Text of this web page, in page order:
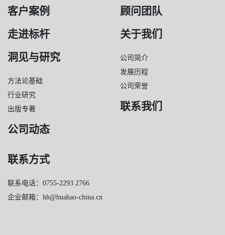
客户案例
走进标杆
洞见与研究
方法论基础
行业研究
出版专著
公司动态
顾问团队
关于我们
公司简介
发展历程
公司荣誉
联系我们
联系方式
联系电话：0755-2293 2766
企业邮箱：hh@huahao-china.cn